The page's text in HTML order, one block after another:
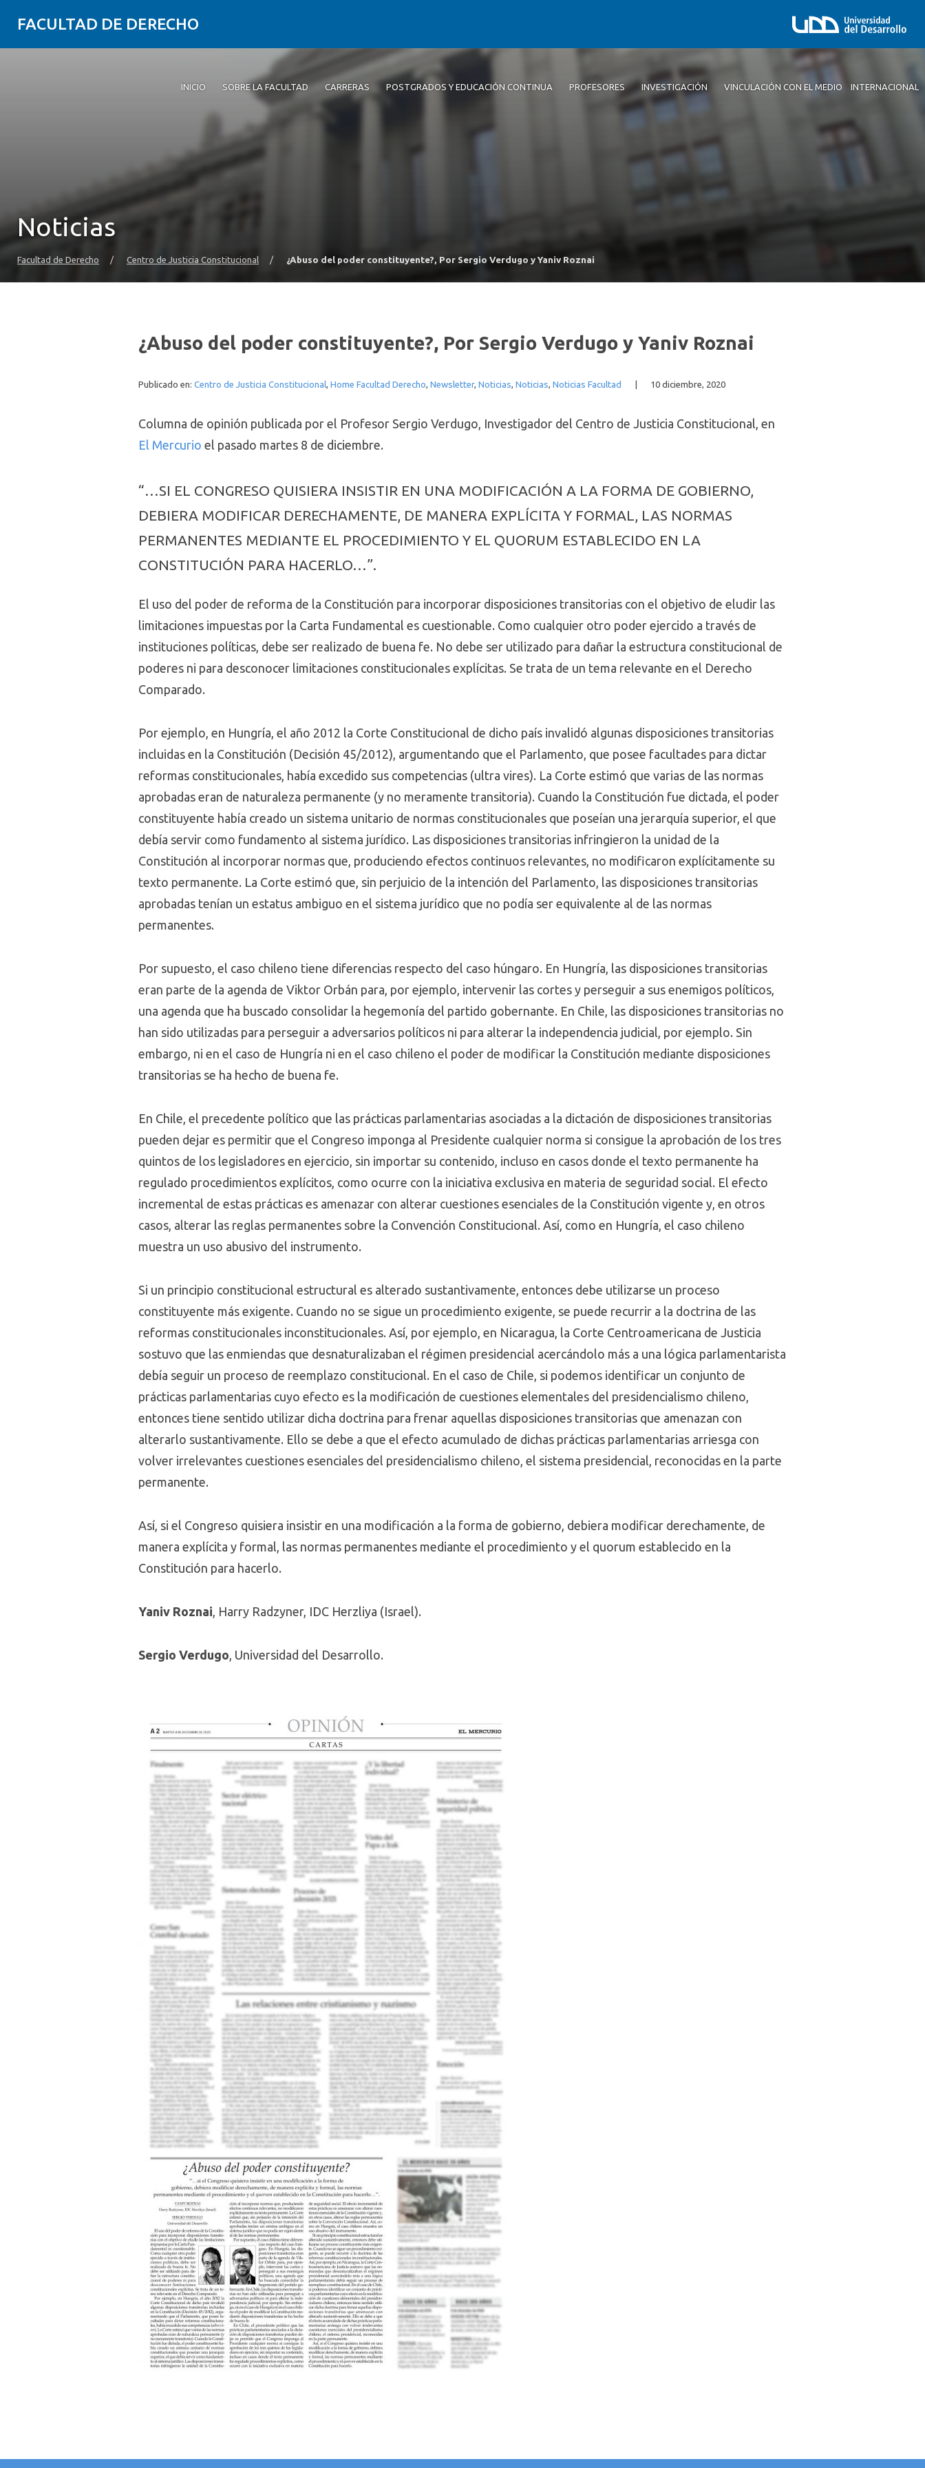
FACULTAD DE DERECHO
INICIO SOBRE LA FACULTAD CARRERAS POSTGRADOS Y EDUCACIÓN CONTINUA PROFESORES INVESTIGACIÓN VINCULACIÓN CON EL MEDIO INTERNACIONAL
Noticias
Facultad de Derecho / Centro de Justicia Constitucional / ¿Abuso del poder constituyente?, Por Sergio Verdugo y Yaniv Roznai
¿Abuso del poder constituyente?, Por Sergio Verdugo y Yaniv Roznai
Publicado en: Centro de Justicia Constitucional, Home Facultad Derecho, Newsletter, Noticias, Noticias, Noticias Facultad 10 diciembre, 2020
Columna de opinión publicada por el Profesor Sergio Verdugo, Investigador del Centro de Justicia Constitucional, en
El Mercurio el pasado martes 8 de diciembre.
“…SI EL CONGRESO QUISIERA INSISTIR EN UNA MODIFICACIÓN A LA FORMA DE GOBIERNO,
DEBIERA MODIFICAR DERECHAMENTE, DE MANERA EXPLÍCITA Y FORMAL, LAS NORMAS
PERMANENTES MEDIANTE EL PROCEDIMIENTO Y EL QUORUM ESTABLECIDO EN LA
CONSTITUCIÓN PARA HACERLO…”.
El uso del poder de reforma de la Constitución para incorporar disposiciones transitorias con el objetivo de eludir las
limitaciones impuestas por la Carta Fundamental es cuestionable. Como cualquier otro poder ejercido a través de
instituciones políticas, debe ser realizado de buena fe. No debe ser utilizado para dañar la estructura constitucional de
poderes ni para desconocer limitaciones constitucionales explícitas. Se trata de un tema relevante en el Derecho
Comparado.
Por ejemplo, en Hungría, el año 2012 la Corte Constitucional de dicho país invalidó algunas disposiciones transitorias
incluidas en la Constitución (Decisión 45/2012), argumentando que el Parlamento, que posee facultades para dictar
reformas constitucionales, había excedido sus competencias (ultra vires). La Corte estimó que varias de las normas
aprobadas eran de naturaleza permanente (y no meramente transitoria). Cuando la Constitución fue dictada, el poder
constituyente había creado un sistema unitario de normas constitucionales que poseían una jerarquía superior, el que
debía servir como fundamento al sistema jurídico. Las disposiciones transitorias infringieron la unidad de la
Constitución al incorporar normas que, produciendo efectos continuos relevantes, no modificaron explícitamente su
texto permanente. La Corte estimó que, sin perjuicio de la intención del Parlamento, las disposiciones transitorias
aprobadas tenían un estatus ambiguo en el sistema jurídico que no podía ser equivalente al de las normas
permanentes.
Por supuesto, el caso chileno tiene diferencias respecto del caso húngaro. En Hungría, las disposiciones transitorias
eran parte de la agenda de Viktor Orbán para, por ejemplo, intervenir las cortes y perseguir a sus enemigos políticos,
una agenda que ha buscado consolidar la hegemonía del partido gobernante. En Chile, las disposiciones transitorias no
han sido utilizadas para perseguir a adversarios políticos ni para alterar la independencia judicial, por ejemplo. Sin
embargo, ni en el caso de Hungría ni en el caso chileno el poder de modificar la Constitución mediante disposiciones
transitorias se ha hecho de buena fe.
En Chile, el precedente político que las prácticas parlamentarias asociadas a la dictación de disposiciones transitorias
pueden dejar es permitir que el Congreso imponga al Presidente cualquier norma si consigue la aprobación de los tres
quintos de los legisladores en ejercicio, sin importar su contenido, incluso en casos donde el texto permanente ha
regulado procedimientos explícitos, como ocurre con la iniciativa exclusiva en materia de seguridad social. El efecto
incremental de estas prácticas es amenazar con alterar cuestiones esenciales de la Constitución vigente y, en otros
casos, alterar las reglas permanentes sobre la Convención Constitucional. Así, como en Hungría, el caso chileno
muestra un uso abusivo del instrumento.
Si un principio constitucional estructural es alterado sustantivamente, entonces debe utilizarse un proceso
constituyente más exigente. Cuando no se sigue un procedimiento exigente, se puede recurrir a la doctrina de las
reformas constitucionales inconstitucionales. Así, por ejemplo, en Nicaragua, la Corte Centroamericana de Justicia
sostuvo que las enmiendas que desnaturalizaban el régimen presidencial acercándolo más a una lógica parlamentarista
debía seguir un proceso de reemplazo constitucional. En el caso de Chile, si podemos identificar un conjunto de
prácticas parlamentarias cuyo efecto es la modificación de cuestiones elementales del presidencialismo chileno,
entonces tiene sentido utilizar dicha doctrina para frenar aquellas disposiciones transitorias que amenazan con
alterarlo sustantivamente. Ello se debe a que el efecto acumulado de dichas prácticas parlamentarias arriesga con
volver irrelevantes cuestiones esenciales del presidencialismo chileno, el sistema presidencial, reconocidas en la parte
permanente.
Así, si el Congreso quisiera insistir en una modificación a la forma de gobierno, debiera modificar derechamente, de
manera explícita y formal, las normas permanentes mediante el procedimiento y el quorum establecido en la
Constitución para hacerlo.
Yaniv Roznai, Harry Radzyner, IDC Herzliya (Israel).
Sergio Verdugo, Universidad del Desarrollo.